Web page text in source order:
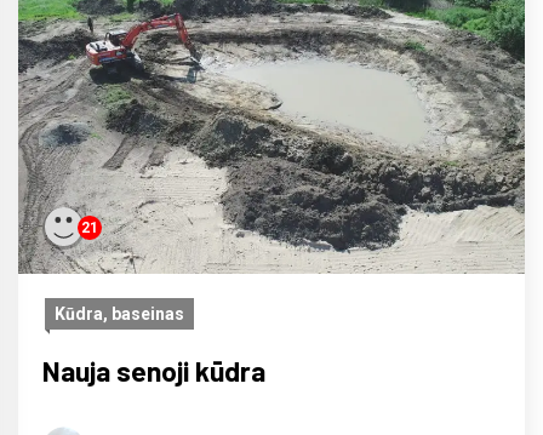
21
Kūdra, baseinas
Nauja senoji kūdra